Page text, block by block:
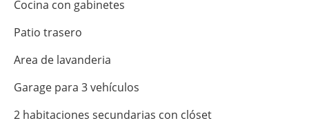
Cocina con gabinetes
Patio trasero
Area de lavanderia
Garage para 3 vehículos
2 habitaciones secundarias con clóset